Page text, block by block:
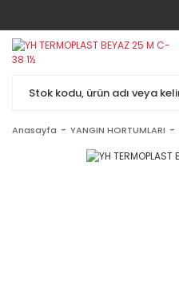
Anasayfa YANGIN HORTUMLARI